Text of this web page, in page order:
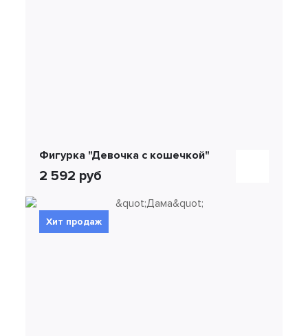
Фигурка "Девочка с кошечкой"
2 592 руб
Хит продаж